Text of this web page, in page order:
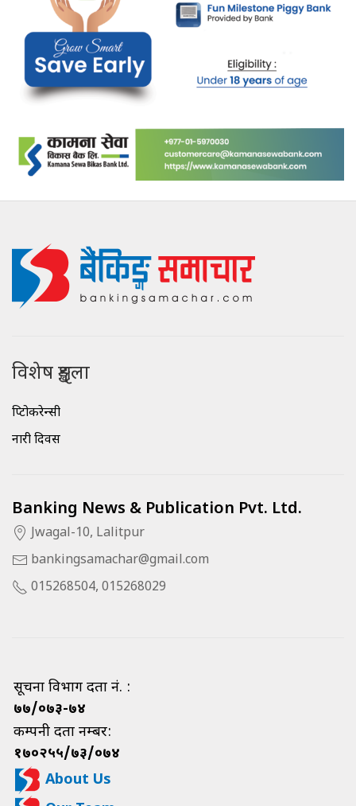
विशेष शृङ्खला
क्रिप्टोकरेन्सी
नारी दिवस
Banking News & Publication Pvt. Ltd.
Jwagal-10, Lalitpur
bankingsamachar@gmail.com
015268504, 015268029
सूचना विभाग दर्ता नं. :
७७/०७३-७४
कम्पनी दर्ता नम्बर:
१७०२५५/७३/०७४
About Us